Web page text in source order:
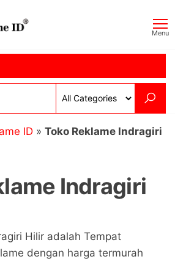
ID
Menu
ID » Toko Reklame Indragiri
Indragiri
Hilir adalah Tempat
dengan harga termurah